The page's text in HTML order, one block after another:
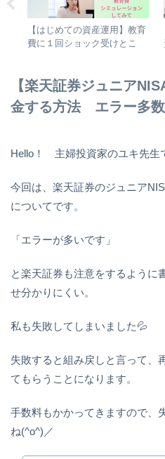
【はじめての資産運用】教育
費に１回ショック受けとこ
【楽天証券ジュニア
金する方法 エラー多数
Hello！ 主婦投資家のユキ先生
今回は、楽天証券のジュニア
についてです。
「エラーが多いです」
と楽天証券も注意をするように
せ分かりにくい。
私も失敗してしまいました💦
失敗すると組み戻しと言って、
てもらうことになります。
手数料もかかってきますので、
ね(^o^)／